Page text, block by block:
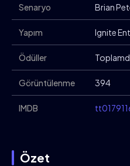
Senaryo Brian
Yapım Ignite
Ödüller
Görüntülenme 394
IMDB
Özet